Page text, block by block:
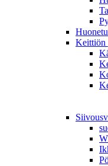
Keittiön